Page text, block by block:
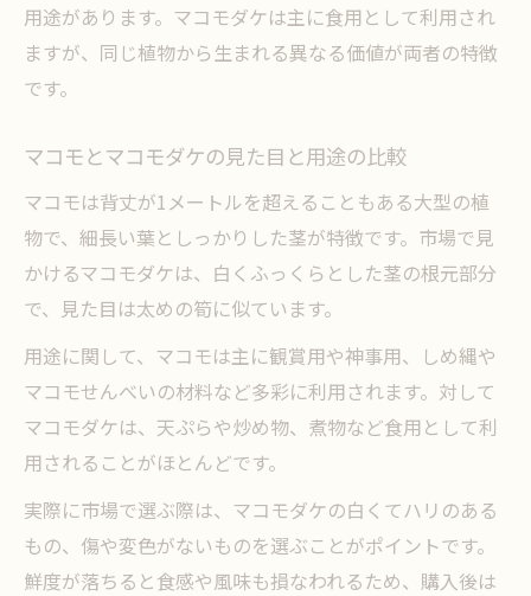
用途があります。マコモダケは主に食用として利用され
ますが、同じ植物から生まれる異なる価値が両者の特徴
です。
マコモとマコモダケの見た目と用途の比較
マコモは背丈が1メートルを超えることもある大型の植
物で、細長い葉としっかりした茎が特徴です。市場で見
かけるマコモダケは、白くふっくらとした茎の根元部分
で、見た目は太めの筍に似ています。
用途に関して、マコモは主に観賞用や神事用、しめ縄や
マコモせんべいの材料など多彩に利用されます。対して
マコモダケは、天ぷらや炒め物、煮物など食用として利
用されることがほとんどです。
実際に市場で選ぶ際は、マコモダケの白くてハリのある
もの、傷や変色がないものを選ぶことがポイントです。
鮮度が落ちると食感や風味も損なわれるため、購入後は